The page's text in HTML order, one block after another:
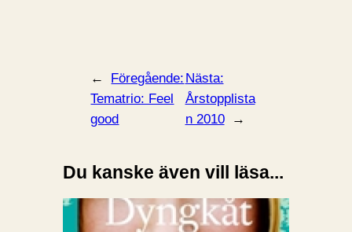
←
Föregående:
Tematrio: Feel
good
Nästa:
Årstopplista
n 2010
→
Du kanske även vill läsa...